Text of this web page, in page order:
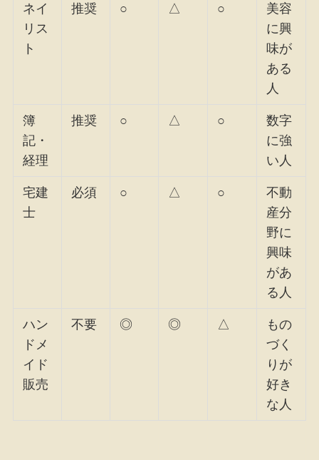
ネイ
リス
ト
推奨 ○ △ ○
美容
に興
味が
ある
人
簿
記・
経理
推奨 ○ △ ○
数字
に強
い人
宅建
士
必須 ○ △ ○
不動
産分
野に
興味
があ
る人
ハン
ドメ
イド
販売
不要 ◎ ◎ △
もの
づく
りが
好き
な人